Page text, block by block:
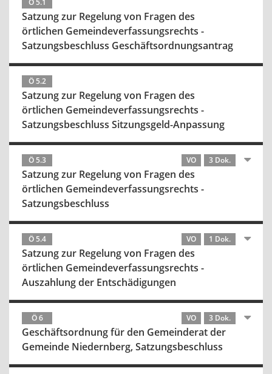
Ö 5.1
Satzung zur Regelung von Fragen des
örtlichen Gemeindeverfassungsrechts -
Satzungsbeschluss Geschäftsordnungsantrag
Ö 5.2
Satzung zur Regelung von Fragen des
örtlichen Gemeindeverfassungsrechts -
Satzungsbeschluss Sitzungsgeld-Anpassung
Ö 5.3 VO 3 Dok.
Satzung zur Regelung von Fragen des
örtlichen Gemeindeverfassungsrechts -
Satzungsbeschluss
Ö 5.4 VO 1 Dok.
Satzung zur Regelung von Fragen des
örtlichen Gemeindeverfassungsrechts -
Auszahlung der Entschädigungen
Ö 6 VO 3 Dok.
Geschäftsordnung für den Gemeinderat der
Gemeinde Niedernberg, Satzungsbeschluss